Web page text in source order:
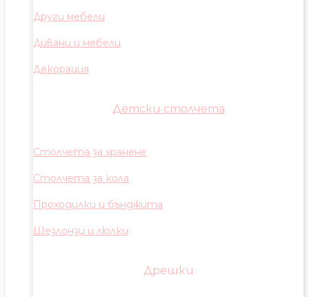
Други мебели
Дивани и мебели
Декорация
Детски столчета
Столчета за хранене
Столчета за кола
Проходилки и бънджита
Шезлонзи и люлки
Дрешки